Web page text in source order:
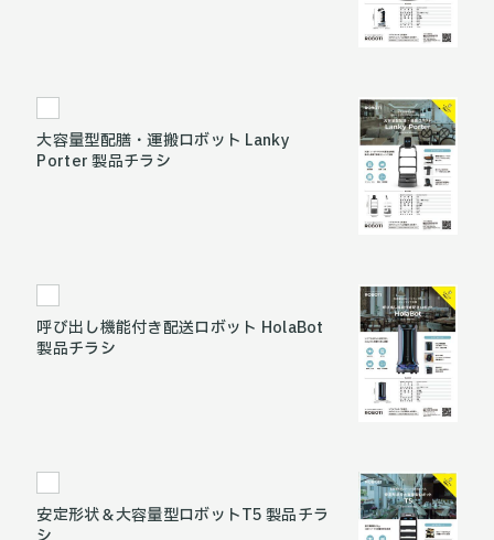
大容量型配膳・運搬ロボット Lanky
Porter 製品チラシ
呼び出し機能付き配送ロボット HolaBot
製品チラシ
安定形状＆大容量型ロボットT5 製品チラ